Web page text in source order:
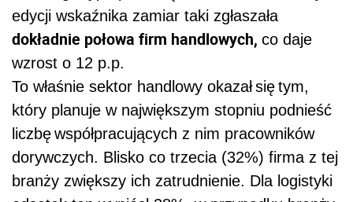
edycji wskaźnika zamiar taki zgłaszała
dokładnie połowa firm handlowych, co daje
wzrost o 12 p.p.
To właśnie sektor handlowy okazał się tym,
który planuje w największym stopniu podnieść
liczbę współpracujących z nim pracowników
dorywczych. Blisko co trzecia (32%) firma z tej
branży zwiększy ich zatrudnienie. Dla logistyki